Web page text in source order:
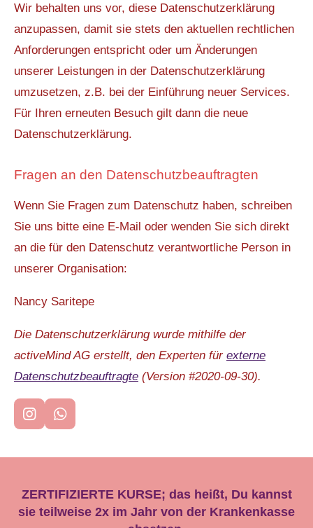
Wir behalten uns vor, diese Datenschutzerklärung
anzupassen, damit sie stets den aktuellen rechtlichen
Anforderungen entspricht oder um Änderungen
unserer Leistungen in der Datenschutzerklärung
umzusetzen, z.B. bei der Einführung neuer Services.
Für Ihren erneuten Besuch gilt dann die neue
Datenschutzerklärung.
Fragen an den Datenschutzbeauftragten
Wenn Sie Fragen zum Datenschutz haben, schreiben
Sie uns bitte eine E-Mail oder wenden Sie sich direkt
an die für den Datenschutz verantwortliche Person in
unserer Organisation:
Nancy Saritepe
Die Datenschutzerklärung wurde mithilfe der
activeMind AG erstellt, den Experten für externe
Datenschutzbeauftragte (Version #2020-09-30).
I
n
t
g
a
W
h
t
A
p
ZERTIFIZIERTE KURSE; das heißt, Du kannst
sie teilweise 2x im Jahr von der Krankenkasse